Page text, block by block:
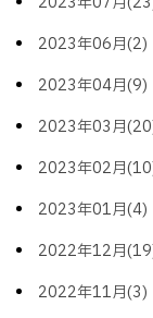
2023年06月(2)
2023年04月(9)
2023年03月
2023年02月
2023年01月(4)
2022年12月
2022年11月(3)